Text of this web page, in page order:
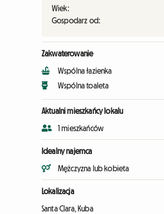
Wiek:
Gospodarz od:
Zakwaterowanie
Wspólna łazienka
Wspólna toaleta
Aktualni mieszkańcy lokalu
1 mieszkańców
Idealny najemca
Mężczyzna lub kobieta
Lokalizacja
Santa Clara, Kuba